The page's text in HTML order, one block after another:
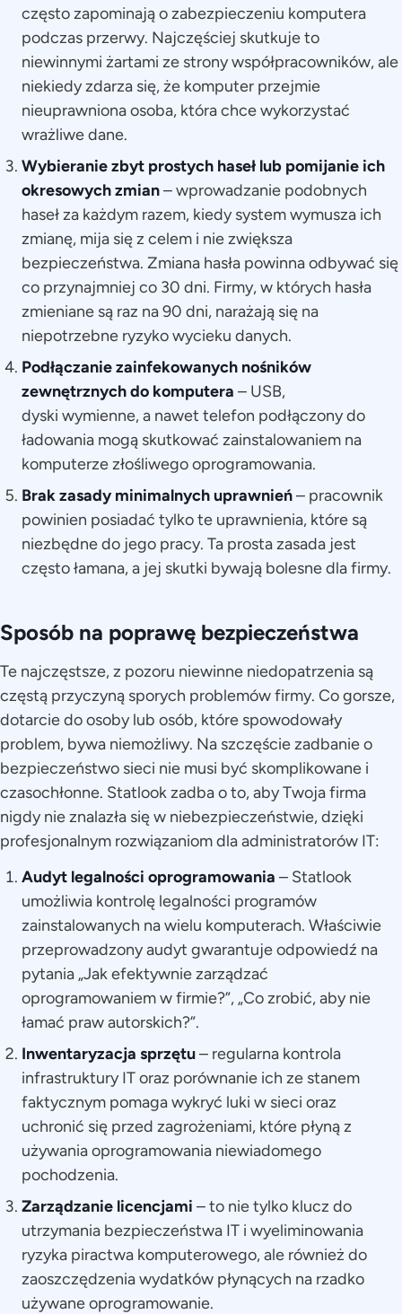
często zapominają o zabezpieczeniu komputera
podczas przerwy. Najczęściej skutkuje to
niewinnymi żartami ze strony współpracowników, ale
niekiedy zdarza się, że komputer przejmie
nieuprawniona osoba, która chce wykorzystać
wrażliwe dane.
Wybieranie zbyt prostych haseł lub pomijanie ich
okresowych zmian– wprowadzanie podobnych
haseł za każdym razem, kiedy system wymusza ich
zmianę, mija się z celem i nie zwiększa
bezpieczeństwa. Zmiana hasła powinna odbywać się
co przynajmniej co 30 dni. Firmy, w których hasła
zmieniane są raz na 90 dni, narażają się na
niepotrzebne ryzyko wycieku danych.
Podłączanie zainfekowanych nośników
zewnętrznych do komputera – USB,
dyski wymienne, a nawet telefon podłączony do
ładowania mogą skutkować zainstalowaniem na
komputerze złośliwego oprogramowania.
Brak zasady minimalnych uprawnień– pracownik
powinien posiadać tylko te uprawnienia, które są
niezbędne do jego pracy. Ta prosta zasada jest
często łamana, a jej skutki bywają bolesne dla firmy.
Sposób na poprawę bezpieczeństwa
Te najczęstsze, z pozoru niewinne niedopatrzenia są
częstą przyczyną sporych problemów firmy. Co gorsze,
dotarcie do osoby lub osób, które spowodowały
problem, bywa niemożliwy. Na szczęście zadbanie o
bezpieczeństwo sieci nie musi być skomplikowane i
czasochłonne. Statlook zadba o to, aby Twoja firma
nigdy nie znalazła się w niebezpieczeństwie, dzięki
profesjonalnym rozwiązaniom dla administratorów IT:
Audyt legalności oprogramowania – Statlook
umożliwia kontrolę legalności programów
zainstalowanych na wielu komputerach. Właściwie
przeprowadzony audyt gwarantuje odpowiedź na
pytania „Jak efektywnie zarządzać
oprogramowaniem w firmie?”, „Co zrobić, aby nie
łamać praw autorskich?”.
Inwentaryzacja sprzętu– regularna kontrola
infrastruktury IT oraz porównanie ich ze stanem
faktycznym pomaga wykryć luki w sieci oraz
uchronić się przed zagrożeniami, które płyną z
używania oprogramowania niewiadomego
pochodzenia.
Zarządzanie licencjami – to nie tylko klucz do
utrzymania bezpieczeństwa IT i wyeliminowania
ryzyka piractwa komputerowego, ale również do
zaoszczędzenia wydatków płynących na rzadko
używane oprogramowanie.